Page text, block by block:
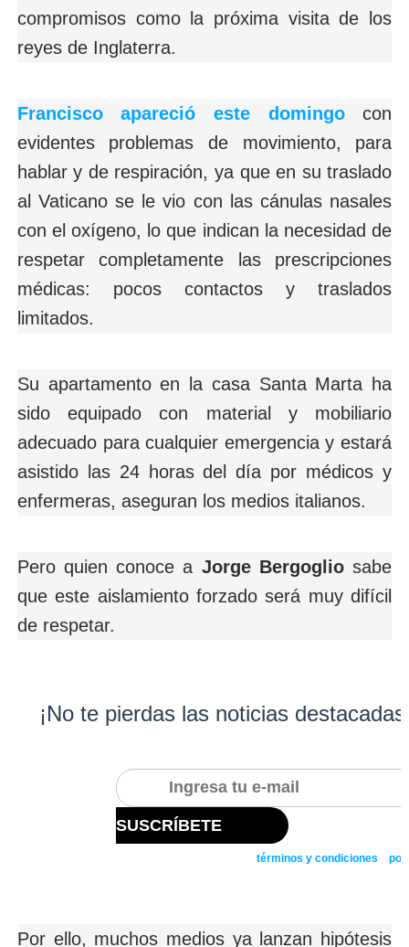
compromisos como la próxima visita de los
reyes de Inglaterra.
Franciscoapareció este domingocon
evidentes problemas de movimiento, para
hablar y de respiración, ya que en su traslado
al Vaticano se le vio con las cánulas nasales
con el oxígeno, lo que indican la necesidad de
respetar completamente las prescripciones
médicas: pocos contactos y traslados
limitados.
Su apartamento en la casa Santa Marta ha
sido equipado con material y mobiliario
adecuado para cualquier emergencia y estará
asistido las 24 horas del día por médicos y
enfermeras, aseguran los medios italianos.
Pero quien conoce a Jorge Bergogliosabe
que este aislamiento forzado será muy difícil
de respetar.
¡No te pierdas las noticias
SUSCRÍBETE
términos y condiciones
Por ello, muchos medios ya lanzan hipótesis